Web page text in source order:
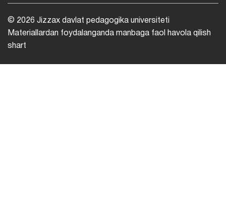
© 2026 Jizzax davlat pedagogika universiteti
Materiallardan foydalanganda manbaga faol havola qilish
shart